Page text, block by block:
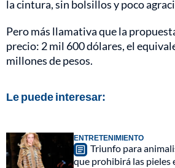
la cintura, sin bolsillos y poco
Pero más llamativa que la
precio: 2 mil 600 dólares, el
millones de pesos.
Le puede interesar:
ENTRETENIMIENTO
Triunfo para
que prohibirá las pieles